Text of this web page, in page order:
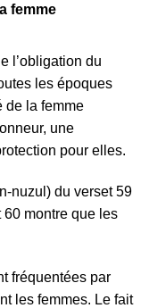
femme
l’obligation du
les époques
de la femme
une
pour elles.
nuzul) du verset 59
montre que les
fréquentées par
les femmes. Le fait